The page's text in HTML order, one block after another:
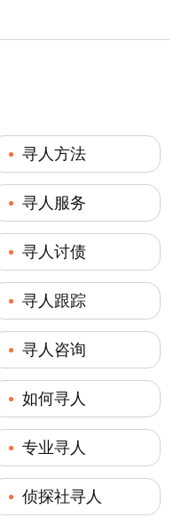
寻人方法
寻人服务
寻人讨债
寻人跟踪
寻人咨询
如何寻人
专业寻人
侦探社寻人